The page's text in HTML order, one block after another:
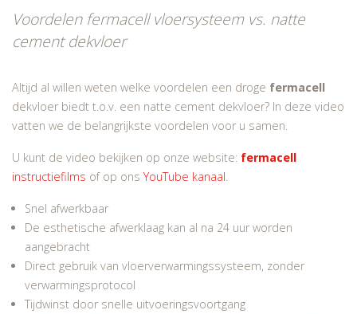
Voordelen fermacell vloersysteem vs. natte
cement dekvloer
Altijd al willen weten welke voordelen een droge fermacell
dekvloer biedt t.o.v. een natte cement dekvloer? In deze video
vatten we de belangrijkste voordelen voor u samen.
U kunt de video bekijken op onze website: fermacell
instructiefilms of op onsYouTube kanaal
Snel afwerkbaar
De esthetische afwerklaag kan al na 24 uur worden
aangebracht
Direct gebruik van vloerverwarmingssysteem, zonder
verwarmingsprotocol
Tijdwinst door snelle uitvoeringsvoortgang